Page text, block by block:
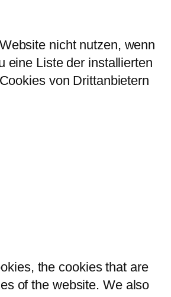
nicht nutzen, wenn
eine Liste der installierten
von Drittanbietern
the cookies that are
of the website. We also